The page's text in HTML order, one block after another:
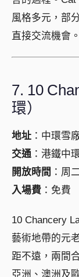
風格多元，部
直接交流機會。
7. 10
環）
地址 ：中環雪
交通 ：港鐵中
開放時間 ：周
入場費 ：免費
10 Chancery
藝術地帶的元
距不遠，兩間
亞洲、澳洲及